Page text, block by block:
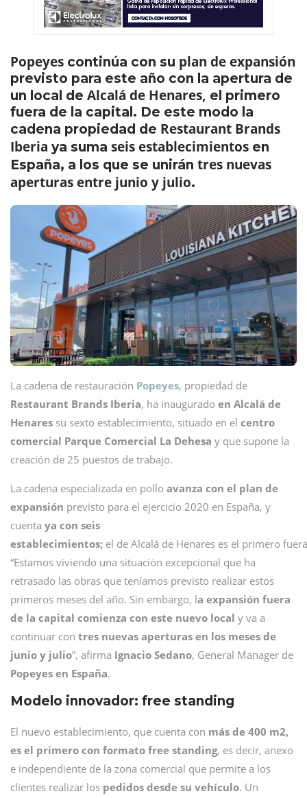
Popeyes continúa con su plan de expansión
previsto para este año con la apertura de
un local de Alcalá de Henares, el primero
fuera de la capital. De este modo la
cadena propiedad de Restaurant Brands
Iberia ya suma seis establecimientos en
España, a los que se unirán tres nuevas
aperturas entre junio y julio.
La cadena de restauración Popeyes, propiedad de
Restaurant Brands Iberia, ha inaugurado en Alcalá de
Henares su sexto establecimiento, situado en el centro
comercial Parque Comercial La Dehesa y que supone la
creación de 25 puestos de trabajo.
La cadena especializada en pollo avanza con el plan de
expansión previsto para el ejercicio 2020 en España, y
cuenta ya con seis
establecimientos; el de Alcalá de Henares es el primero
“Estamos viviendo una situación excepcional que ha
retrasado las obras que teníamos previsto realizar estos
primeros meses del año. Sin embargo, la expansión fuera
de la capital comienza con este nuevo local y va a
continuar con tres nuevas aperturas en los meses de
junio y julio”, afirma Ignacio Sedano, General Manager de
Popeyes en España.
Modelo innovador: free standing
El nuevo establecimiento, que cuenta con más de 400 m2,
es el primero con formato free standing, es decir, anexo
e independiente de la zona comercial que permite a los
clientes realizar los pedidos desde su vehículo. Un